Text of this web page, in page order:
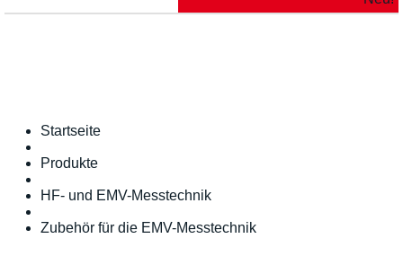
Startseite
Produkte
HF- und EMV-Messtechnik
Zubehör für die EMV-Messtechnik